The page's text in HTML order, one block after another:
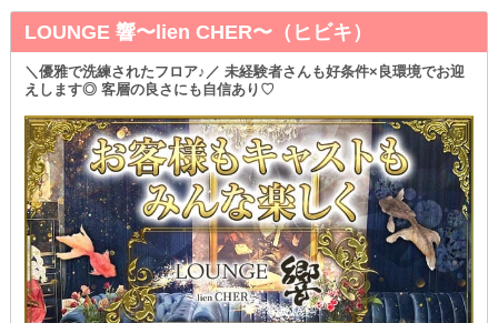
ややこしい内容はないので、どなたでもスグにマスターできます◎
もちろん、最初は“笑顔で挨拶”だけでOK！
～ミスマッチの心配ナシ～
体験入店を《複数回》受け付けています！
営業中の雰囲気や客層など、気になる部分をチェックできるチャン
ス◎
前もってお店との相性をしっかり確認して、本入を決められるのが
メリットです！
【ミミ】なら気持ちの良いスタートが切れること間違いありません
♪
LOUNGE 響〜lien CHER〜（ヒビキ）
＼優雅で洗練されたフロア♪／ 未経験者さんも好条件×良環境でお迎
えします◎ 客層の良さにも自信あり♡